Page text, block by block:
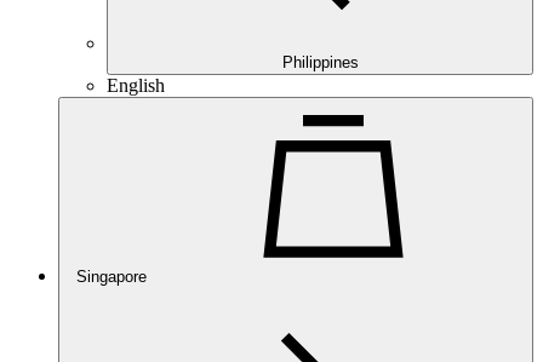
Philippines
English
Singapore